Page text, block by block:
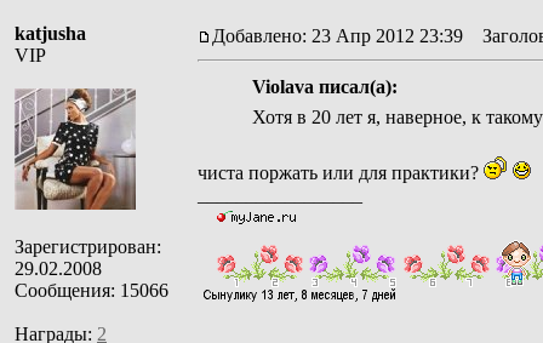
katjusha
VIP
Зарегистрирован:
29.02.2008
Сообщения: 15066
Награды: 2
Добавлено: 23 Апр 2012 23:39
Violava писал(а):
Хотя в 20 лет я, наверное, к
чиста поржать или для практики?